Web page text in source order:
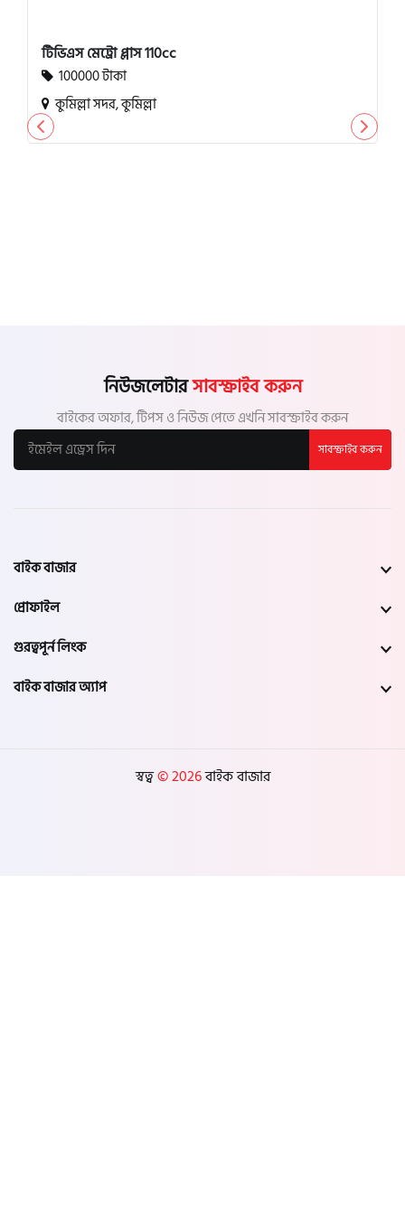
টিভিএস মেট্রো প্লাস 110cc
100000 টাকা
কুমিল্লা সদর, কুমিল্লা
নিউজলেটারসাবস্ক্রাইব করুন
বাইকের অফার, টিপস ও নিউজ পেতে এখনি সাবস্ক্রাইব করুন
সাবস্ক্রাইব করুন
বাইক বাজার
প্রোফাইল
গুরত্বপূর্ন লিংক
বাইক বাজার অ্যাপ
স্বত্ব© 2026বাইক বাজার